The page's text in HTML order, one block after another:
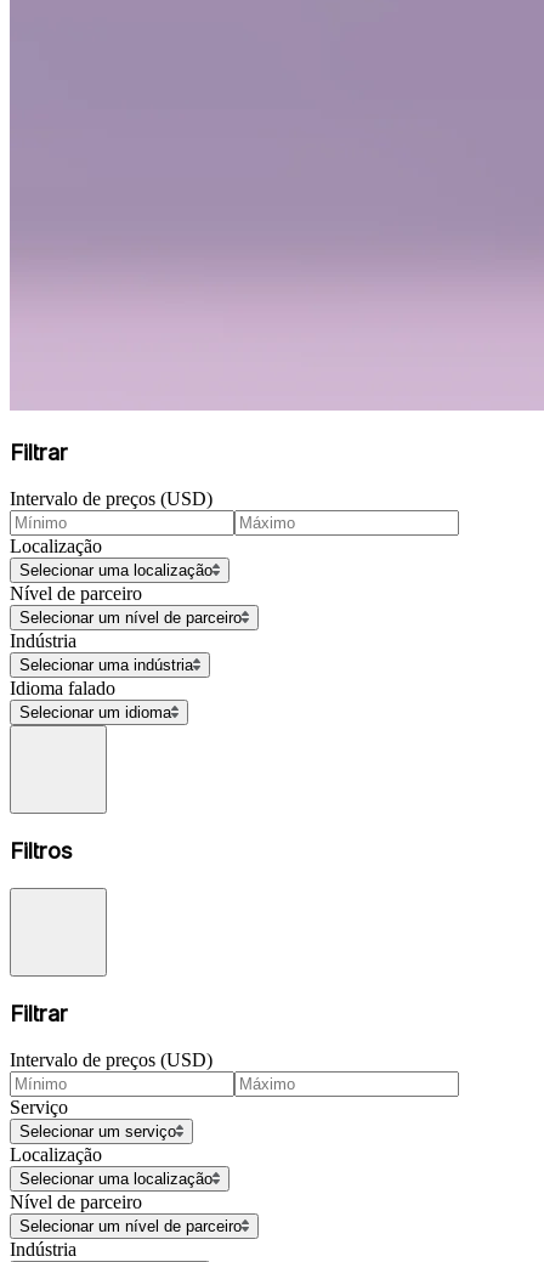
Filtrar
Intervalo de preços (USD)
Localização
Selecionar uma localização
Nível de parceiro
Selecionar um nível de parceiro
Indústria
Selecionar uma indústria
Idioma falado
Selecionar um idioma
Filtros
Filtrar
Intervalo de preços (USD)
Serviço
Selecionar um serviço
Localização
Selecionar uma localização
Nível de parceiro
Selecionar um nível de parceiro
Indústria